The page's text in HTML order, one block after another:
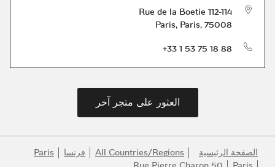
112-114 Rue de la Boetie
Paris, Paris, 75008
+33 1 53 75 18 88
العثور على متجر آخر
الصفحة الرئيسية All Countries/Regions فرنسا
Paris